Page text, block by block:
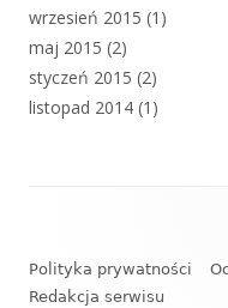
wrzesień 2015 (1)
maj 2015 (2)
styczeń 2015 (2)
listopad 2014 (1)
stopki
Polityka prywatności
Redakcja serwisu